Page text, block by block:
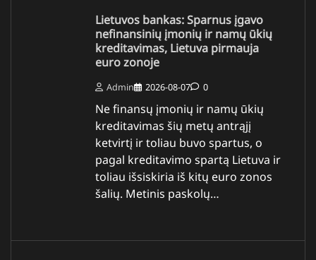
Lietuvos bankas: Sparnus įgavo
nefinansinių įmonių ir namų ūkių
kreditavimas, Lietuva pirmauja
euro zonoje
Admin 2026-08-07 0
Ne finansų įmonių ir namų ūkių
kreditavimas šių metų antrąjį
ketvirtį ir toliau buvo spartus, o
pagal kreditavimo spartą Lietuva ir
toliau išsiskiria iš kitų euro zonos
šalių. Metinis paskolų…